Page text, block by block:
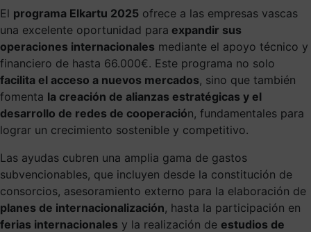
El programa Elkartu 2025 ofrece a las empresas vascas
una excelente oportunidad para expandir sus
operaciones internacionales mediante el apoyo técnico y
financiero de hasta 66.000€. Este programa no solo
facilita el acceso a nuevos mercados, sino que también
fomenta la creación de alianzas estratégicas y el
desarrollo de redes de cooperación, fundamentales para
lograr un crecimiento sostenible y competitivo.
Las ayudas cubren una amplia gama de gastos
subvencionables, que incluyen desde la constitución de
consorcios, asesoramiento externo para la elaboración de
planes de internacionalización, hasta la participación en
ferias internacionales y la realización de estudios de